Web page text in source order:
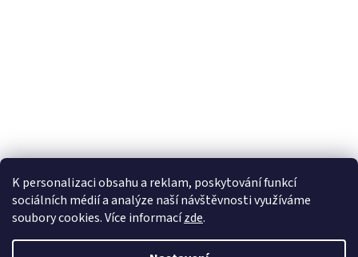
K personalizaci obsahu a reklam, poskytování funkcí
sociálních médií a analýze naší návštěvnosti využíváme
soubory cookies. Více informacízde.